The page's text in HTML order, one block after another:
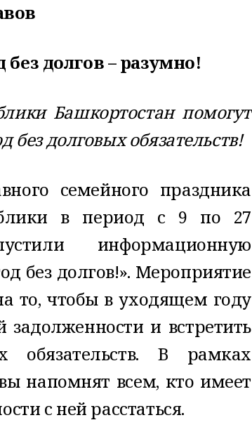
долгов – разумно!
Башкортостан помогут
долговых обязательств!
семейного праздника
в период с 9 по 27
информационную
без долгов!». Мероприятие
то, чтобы в уходящем году
и встретить
В рамках
напомнят всем, кто имеет
с ней расстаться.